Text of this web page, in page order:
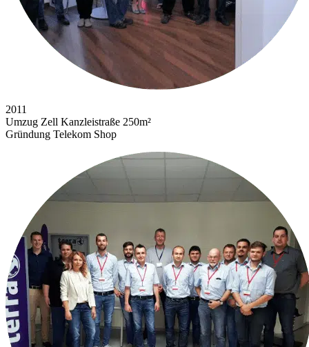
2011
Umzug Zell Kanzleistraße 250m²
Gründung Telekom Shop